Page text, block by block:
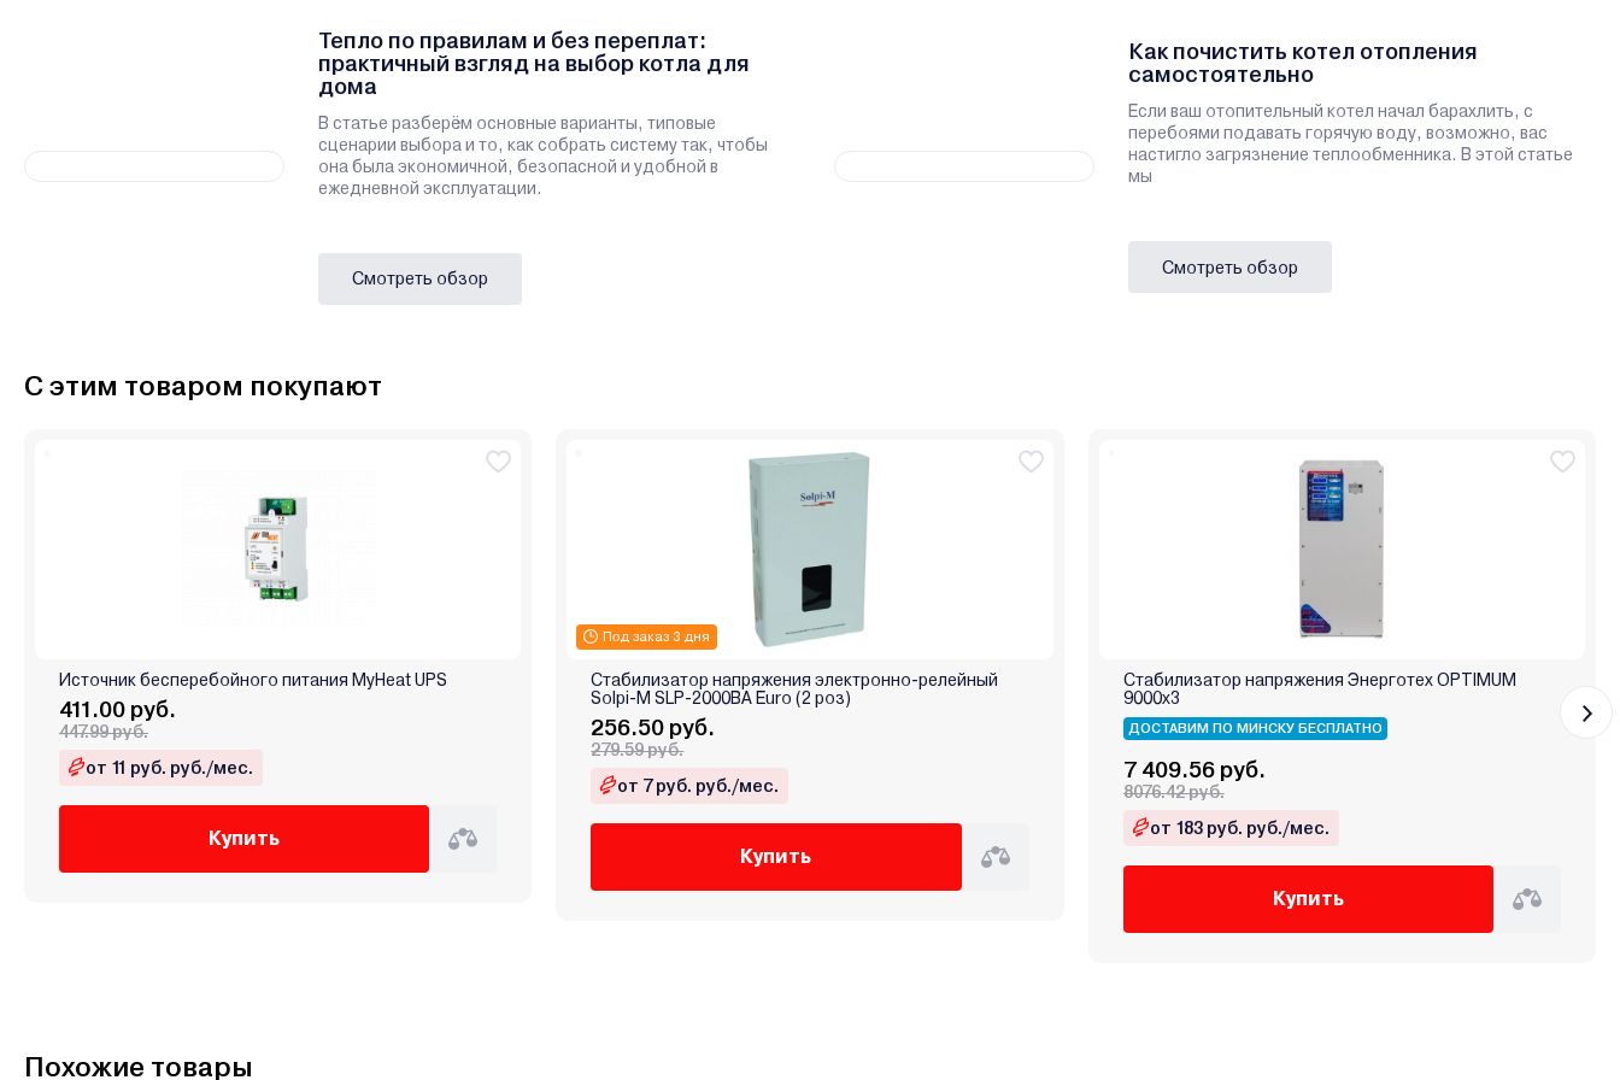
Тепло по правилам и без переплат:
практичный взгляд на выбор котла для
дома
В статье разберём основные варианты, типовые
сценарии выбора и то, как собрать систему так, чтобы
она была экономичной, безопасной и удобной в
ежедневной эксплуатации.
Смотреть обзор
Как почистить котел отопления
самостоятельно
Если ваш отопительный котел начал барахлить, с
перебоями подавать горячую воду, возможно, вас
настигло загрязнение теплообменника. В этой статье
мы
Смотреть обзор
С этим товаром покупают
Источник бесперебойного питания MyHeat UPS
411.00 руб.
447.99 руб.
от 11 руб. руб./мес.
Купить
Под заказ 3 дня
Стабилизатор напряжения электронно-релейный
Solpi-M SLP-2000ВА Euro (2 роз)
256.50 руб.
279.59 руб.
от 7 руб. руб./мес.
Купить
Стабилизатор напряжения Энерготех OPTIMUM
9000х3
ДОСТАВИМ ПО МИНСКУ БЕСПЛАТНО
7 409.56 руб.
8076.42 руб.
от 183 руб. руб./мес.
Купить
Похожие товары